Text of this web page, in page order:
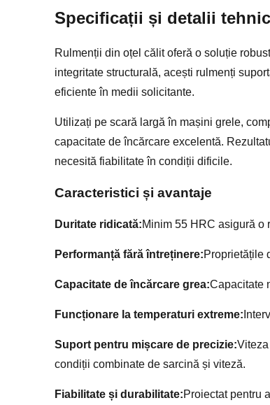
Specificații și detalii
Rulmenții din oțel călit oferă o soluție
integritate structurală, acești rulmenți
eficiente în medii solicitante.
Utilizați pe scară largă în mașini grele,
capacitate de încărcare excelentă.
necesită fiabilitate în condiții dificile.
Caracteristici și avantaje
Duritate ridicată:Minim 55 HRC asigură o
Performanță fără întreținere:Proprietățile
Capacitate de încărcare grea:Capacitate
Funcționare la temperaturi extreme:
Suport pentru mișcare de precizie:
condiții combinate de sarcină și viteză.
Fiabilitate și durabilitate:Proiectat pentru